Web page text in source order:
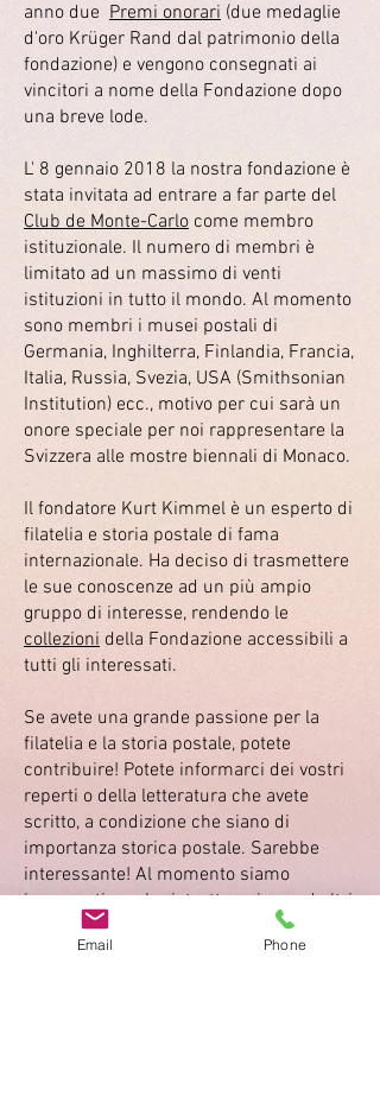
anno due Premi onorari (due medaglie
d'oro Krüger Rand dal patrimonio della
fondazione) e vengono consegnati ai
vincitori a nome della Fondazione dopo
una breve lode.
L' 8 gennaio 2018 la nostra fondazione è
stata invitata ad entrare a far parte del
Club de Monte-Carlo come membro
istituzionale. Il numero di membri è
limitato ad un massimo di venti
istituzioni in tutto il mondo. Al momento
sono membri i musei postali di
Germania, Inghilterra, Finlandia, Francia,
Italia, Russia, Svezia, USA (Smithsonian
Institution) ecc., motivo per cui sarà un
onore speciale per noi rappresentare la
Svizzera alle mostre biennali di Monaco.
Il fondatore Kurt Kimmel è un esperto di
filatelia e storia postale di fama
internazionale. Ha deciso di trasmettere
le sue conoscenze ad un più ampio
gruppo di interesse, rendendo le
collezioni della Fondazione accessibili a
tutti gli interessati.
Se avete una grande passione per la
filatelia e la storia postale, potete
contribuire! Potete informarci dei vostri
reperti o della letteratura che avete
scritto, a condizione che siano di
importanza storica postale. Sarebbe
interessante! Al momento siamo
impegnati con la ristrutturazione ed altri
progetti, affinchè vengano create delle
buone condizioni per lo sviluppo del
Email Phone